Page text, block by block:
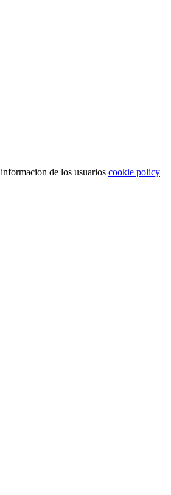
de los usuarios cookie policy